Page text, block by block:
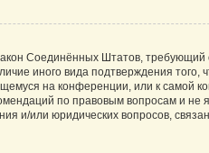
Соединённых Штатов, требующий
иного вида подтверждения того,
на конференции, или к самой
по правовым вопросам и не
и/или юридических вопросов,